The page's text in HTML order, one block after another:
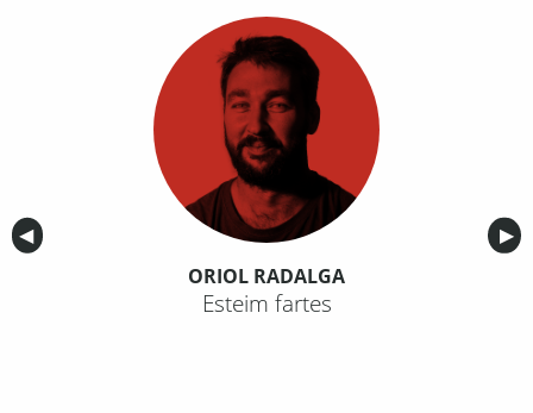
Anterior
◀︎ ▶︎
ORIOL RADALGA
Esteim fartes